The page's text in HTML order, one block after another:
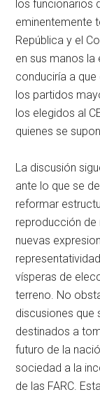
los funcionarios
eminentemente
República y el
en sus manos la
conduciría a
los partidos
los elegidos al
quienes se
La discusión
ante lo que se
reformar
reproducción
nuevas
vísperas de
terreno. No
discusiones que
destinados a
futuro de la
sociedad a la
de las FARC.